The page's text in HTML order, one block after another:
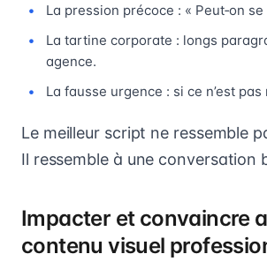
La pression précoce : « Peut‑on
La tartine corporate : longs
agence.
La fausse urgence : si ce n’est
Le meilleur script ne ressemble
Il ressemble à une conversation
Impacter et convaincre
contenu visuel